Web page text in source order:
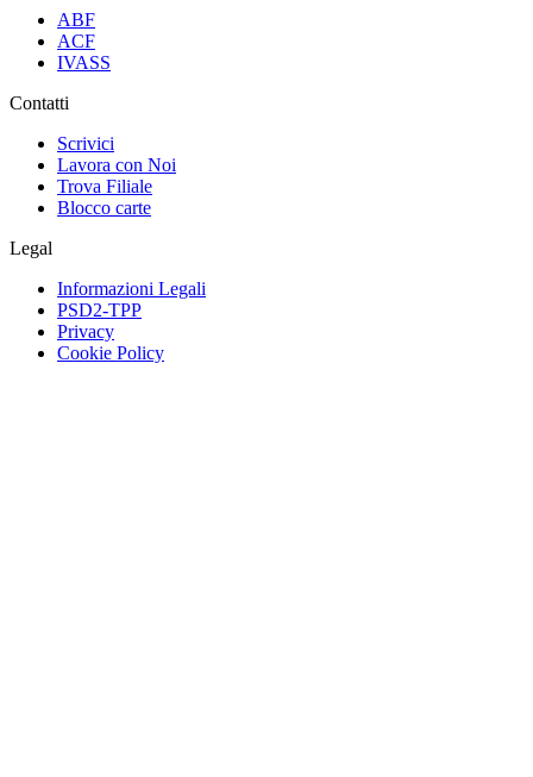
ABF
ACF
IVASS
Contatti
Scrivici
Lavora con Noi
Trova Filiale
Blocco carte
Legal
Informazioni Legali
PSD2-TPP
Privacy
Cookie Policy